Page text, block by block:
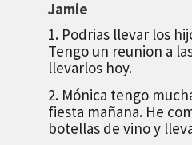
Jamie
1. Podrias llevar los
Tengo un reunion a
llevarlos hoy.
2. Mónica tengo
fiesta mañana. He
botellas de vino y